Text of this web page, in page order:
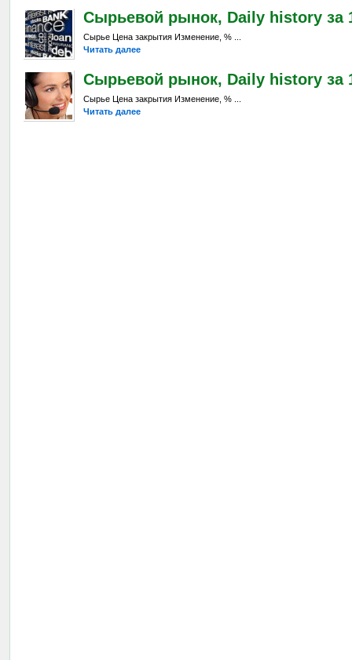
Сырьевой рынок, Daily history за
Сырье Цена закрытия Изменение, % ...
Читать далее
Сырьевой рынок, Daily history за
Сырье Цена закрытия Изменение, % ...
Читать далее